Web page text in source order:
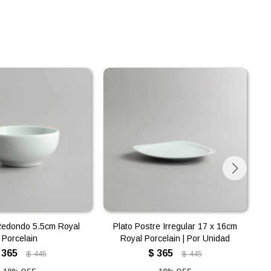
5.5cm Royal
Porcelain
365 $ 445
Plato Postre Irregular 17 x 16cm
Royal Porcelain | Por Unidad
$ 365 $ 445